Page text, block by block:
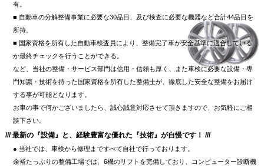
有。
■ 自動車の分解整備事業に必要な30品目、及び検査に必要な機器など合計44品目を
所持。
■ 国家資格を所有した自動車検査員により、整備完了車が安全基準に適合している
か最終チェックを行うことができる。
など、当社の整備・サービス部門は信用・信頼も厚く、また車検に必要な設備・専
門知識・技術を持った国家資格を所有した整備士が、徹底した安全な整備をお届け
する事が可能となります。
お車の事で何かございましたら、誠心誠意対応させて頂きますので、お気軽にご相
談下さい。
/// 最新の『設備』と、経験豊富な優れた『技術』が自慢です！ ///
● 当社では、車検から修理まですべて自社で行っております。
余裕たっぶりの整備工場では、6機のリフトを完備しており、コンピューター診断機